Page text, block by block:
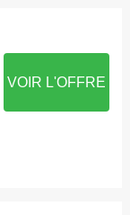
VOIR L'OFFRE